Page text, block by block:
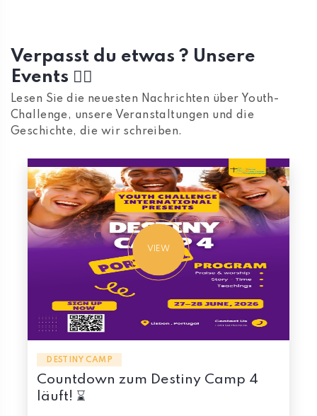
Verpasst du etwas ? Unsere
Events 👇🏼
Lesen Sie die neuesten Nachrichten über Youth-
Challenge, unsere Veranstaltungen und die
Geschichte, die wir schreiben.
Camp 4
Countdown zum